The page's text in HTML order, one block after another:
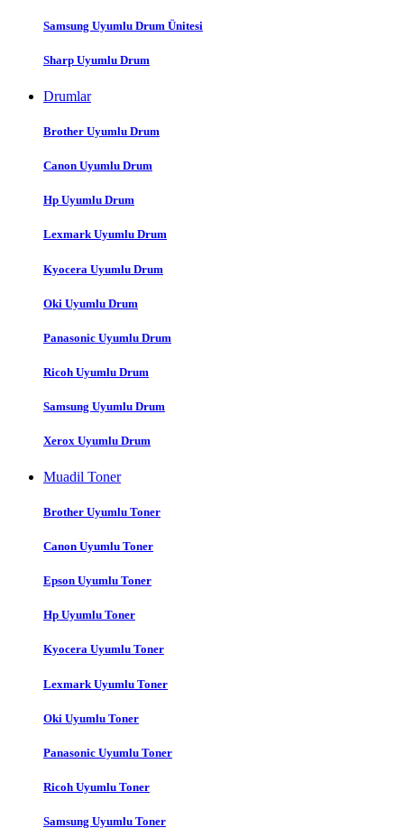
Samsung Uyumlu Drum Ünitesi
Sharp Uyumlu Drum
Drumlar
Brother Uyumlu Drum
Canon Uyumlu Drum
Hp Uyumlu Drum
Lexmark Uyumlu Drum
Kyocera Uyumlu Drum
Oki Uyumlu Drum
Panasonic Uyumlu Drum
Ricoh Uyumlu Drum
Samsung Uyumlu Drum
Xerox Uyumlu Drum
Muadil Toner
Brother Uyumlu Toner
Canon Uyumlu Toner
Epson Uyumlu Toner
Hp Uyumlu Toner
Kyocera Uyumlu Toner
Lexmark Uyumlu Toner
Oki Uyumlu Toner
Panasonic Uyumlu Toner
Ricoh Uyumlu Toner
Samsung Uyumlu Toner